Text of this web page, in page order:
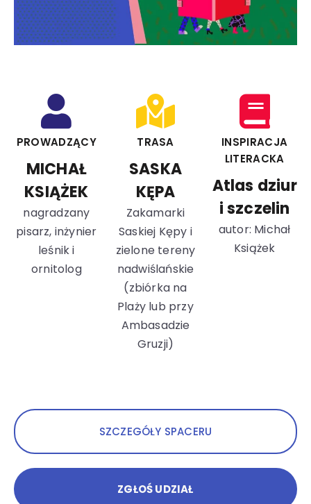
PROWADZĄCY
MICHAŁ
KSIĄŻEK
nagradzany
pisarz, inżynier
leśnik i
ornitolog
TRASA
SASKA
KĘPA
Zakamarki
Saskiej Kępy i
zielone tereny
nadwiślańskie
(zbiórka na
Plaży lub przy
Ambasadzie
Gruzji)
INSPIRACJA
LITERACKA
Atlas dziur
i szczelin
autor: Michał
Książek
SZCZEGÓŁY SPACERU
ZGŁOŚ UDZIAŁ